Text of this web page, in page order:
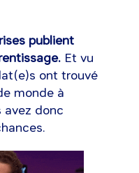
publient
Et vu
ont trouvé
monde à
avez donc